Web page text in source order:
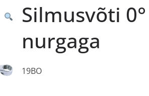
Silmusvõti 0°
nurgaga
19BO